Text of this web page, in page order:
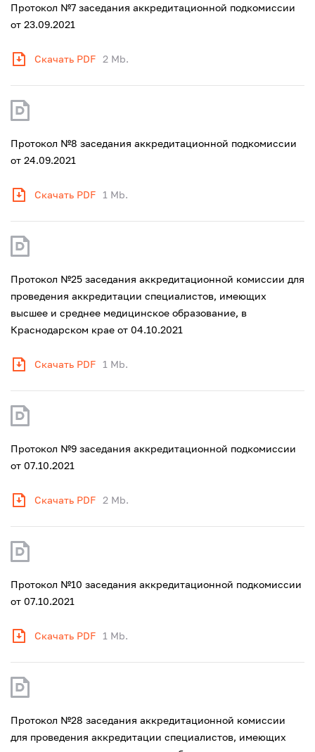
Протокол №7 заседания аккредитационной подкомиссии
от 23.09.2021
Скачать PDF 2 Mb.
Протокол №8 заседания аккредитационной подкомиссии
от 24.09.2021
Скачать PDF 1 Mb.
Протокол №25 заседания аккредитационной комиссии для
проведения аккредитации специалистов, имеющих
высшее и среднее медицинское образование, в
Краснодарском крае от 04.10.2021
Скачать PDF 1 Mb.
Протокол №9 заседания аккредитационной подкомиссии
от 07.10.2021
Скачать PDF 2 Mb.
Протокол №10 заседания аккредитационной подкомиссии
от 07.10.2021
Скачать PDF 1 Mb.
Протокол №28 заседания аккредитационной комиссии
для проведения аккредитации специалистов, имеющих